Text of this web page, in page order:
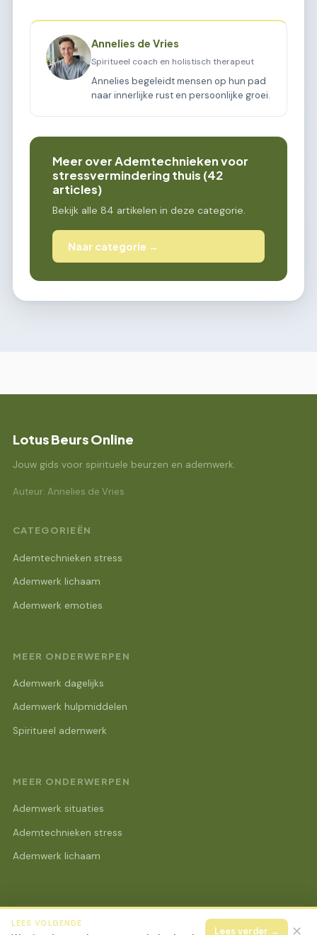
Annelies de Vries
Spiritueel coach en holistisch therapeut
Annelies begeleidt mensen op hun pad
naar innerlijke rust en persoonlijke groei.
Meer over Ademtechnieken voor
stressvermindering thuis (42
articles)
Bekijk alle 84 artikelen in deze categorie.
Naar categorie →
Lotus Beurs Online
Jouw gids voor spirituele beurzen en ademwerk.
Auteur: Annelies de Vries
CATEGORIEËN
Ademtechnieken stress
Ademwerk lichaam
Ademwerk emoties
MEER ONDERWERPEN
Ademwerk dagelijks
Ademwerk hulpmiddelen
Spiritueel ademwerk
MEER ONDERWERPEN
Ademwerk situaties
Ademtechnieken stress
Ademwerk lichaam
© 2026 Lotus Beurs Online Alle rechten voorbehouden.
LEES VOLGENDE
Lees verder → ✕